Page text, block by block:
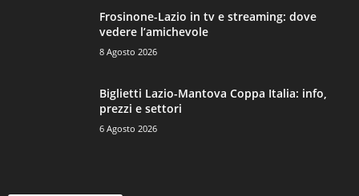
Frosinone-Lazio in tv e streaming: dove
vedere l’amichevole
8 Agosto 2026
Biglietti Lazio-Mantova Coppa Italia: info,
prezzi e settori
6 Agosto 2026